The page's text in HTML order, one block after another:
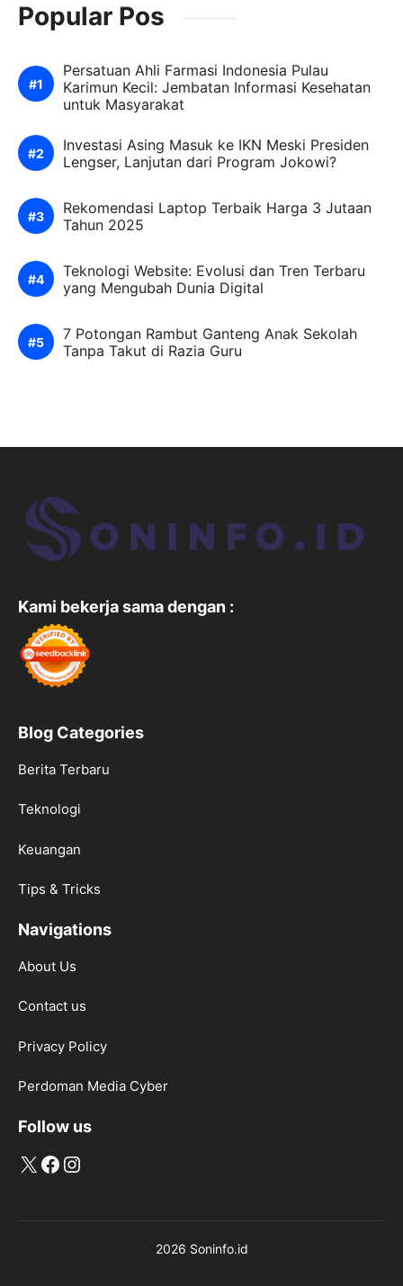
Popular Pos
Persatuan Ahli Farmasi Indonesia Pulau
Karimun Kecil: Jembatan Informasi Kesehatan
untuk Masyarakat
Investasi Asing Masuk ke IKN Meski Presiden
Lengser, Lanjutan dari Program Jokowi?
Rekomendasi Laptop Terbaik Harga 3 Jutaan
Tahun 2025
Teknologi Website: Evolusi dan Tren Terbaru
yang Mengubah Dunia Digital
7 Potongan Rambut Ganteng Anak Sekolah
Tanpa Takut di Razia Guru
Kami bekerja sama dengan :
Blog Categories
Berita Terbaru
Teknologi
Keuangan
Tips & Tricks
Navigations
About Us
Contact us
Privacy Policy
Perdoman Media Cyber
Follow us
X Facebook
Instagram
2026 Soninfo.id